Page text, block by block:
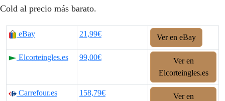
Cold al precio más barato.
eBay 21,99€ Ver en eBay
Elcorteingles.es 99,00€
Ver en
Elcorteingles.es
Carrefour.es 158,79€
Ver en